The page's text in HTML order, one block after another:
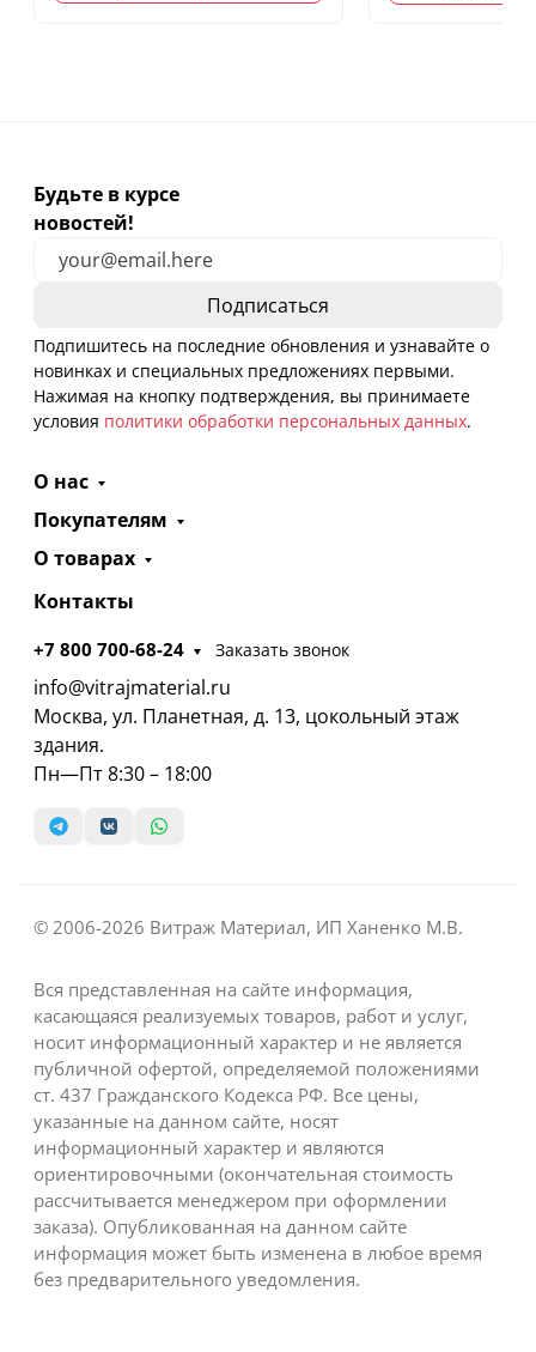
Будьте в курсе
новостей!
Подпишитесь на последние обновления и узнавайте о
новинках и специальных предложениях первыми.
Нажимая на кнопку подтверждения, вы принимаете
условия политики обработки персональных данных.
О нас
Покупателям
О товарах
Контакты
+7 800 700-68-24 Заказать звонок
info@vitrajmaterial.ru
Москва, ул. Планетная, д. 13, цокольный этаж
здания.
Пн—Пт 8:30 – 18:00
© 2006-2026 Витраж Материал, ИП Ханенко М.В.
Вся представленная на сайте информация,
касающаяся реализуемых товаров, работ и услуг,
носит информационный характер и не является
публичной офертой, определяемой положениями
ст. 437 Гражданского Кодекса РФ. Все цены,
указанные на данном сайте, носят
информационный характер и являются
ориентировочными (окончательная стоимость
рассчитывается менеджером при оформлении
заказа). Опубликованная на данном сайте
информация может быть изменена в любое время
без предварительного уведомления.